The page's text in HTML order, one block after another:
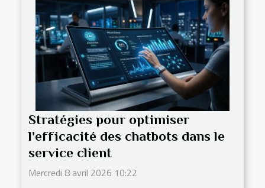
Stratégies pour optimiser
l'efficacité des chatbots dans le
service client
Mercredi 8 avril 2026 10:22